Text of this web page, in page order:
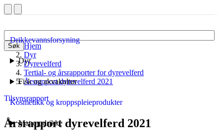
Søk
Drikkevannsforsyning
Dyr
Fisk og akvakultur
Kosmetikk og kroppspleieprodukter
Mat og drikke
Hjem
Dyr
Dyrevelferd
Tertial- og årsrapporter for dyrevelferd
Årsrapport dyrevelferd 2021
Tilsynsrapport
Årsrapport dyrevelferd 2021